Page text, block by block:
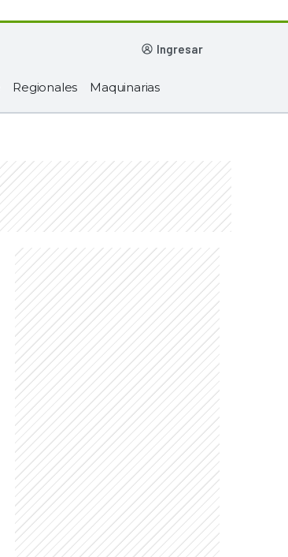
ingresar
Regionales Maquinarias